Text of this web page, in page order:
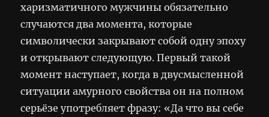
харизматичного мужчины обязательно
случаются два момента, которые
символически закрывают собой одну эпоху
и открывают следующую. Первый такой
момент наступает, когда в двусмысленной
ситуации амурного свойства он на полном
серьёзе употребляет фразу: «Да что вы себе